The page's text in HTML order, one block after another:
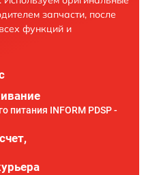
запчасти, после
функций и
питания INFORM PDSP -